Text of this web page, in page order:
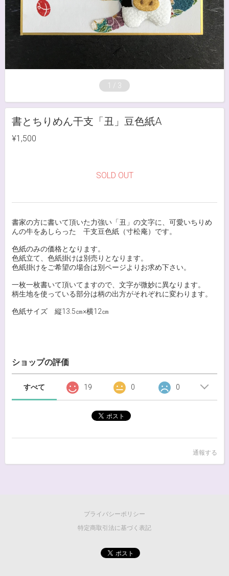
1 / 3
書とちりめん干支「丑」豆色紙A
¥1,500
SOLD OUT
書家の方に書いて頂いた力強い「丑」の文字に、可愛いちりめ
んの牛をあしらった 干支豆色紙（寸松庵）です。
色紙のみの価格となります。
色紙立て、色紙掛けは別売りとなります。
色紙掛けをご希望の場合は別ページよりお求め下さい。
一枚一枚書いて頂いてますので、文字が微妙に異なります。
柄生地を使っている部分は柄の出方がそれぞれに変わります。
色紙サイズ 縦13.5㎝×横12㎝
ショップの評価
すべて 19 0 0
通報する
プライバシーポリシー
特定商取引法に基づく表記